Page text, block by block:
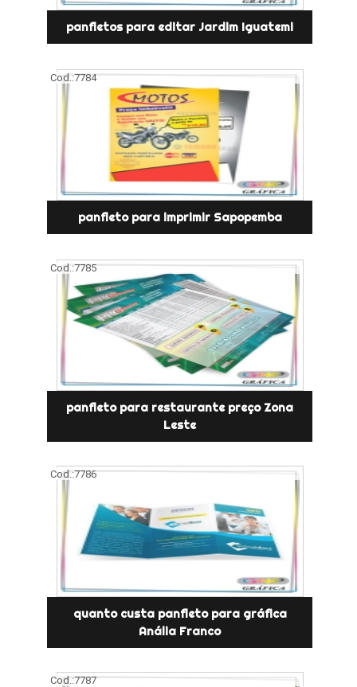
panfletos para editar Jardim Iguatemi
Cod.:7784
panfleto para imprimir Sapopemba
Cod.:7785
panfleto para restaurante preço Zona
Leste
Cod.:7786
quanto custa panfleto para gráfica
Anália Franco
Cod.:7787